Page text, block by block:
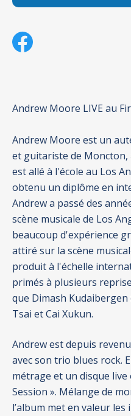
Andrew Moore LIVE au
Andrew Moore est un
et guitariste de Moncton,
est allé à l'école au Los
obtenu un diplôme en
Andrew a passé des
scène musicale de Los
beaucoup d'expérience
attiré sur la scène
produit à l'échelle
primés à plusieurs
que Dimash
Tsai et Cai Xukun.
Andrew est depuis
avec son trio blues rock.
métrage et un disque
Session ». Mélange de
l’album met en valeur